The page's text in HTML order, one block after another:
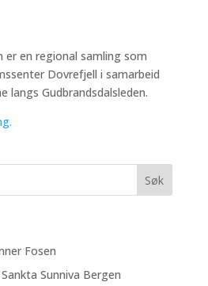
er en regional samling som
Dovrefjell i samarbeid
langs Gudbrandsdalsleden.
Fosen
Sunniva Bergen